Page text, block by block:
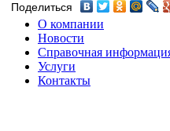
Поделиться
О компании
Новости
Справочная
Услуги
Контакты